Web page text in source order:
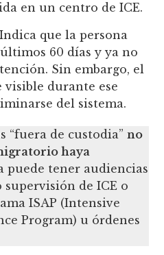
en un centro de ICE.
Indica que la persona
60 días y ya no
Sin embargo, el
visible durante ese
del sistema.
“fuera de custodia”no
haya
puede tener audiencias
supervisión de ICE o
ISAP (Intensive
Program) u órdenes